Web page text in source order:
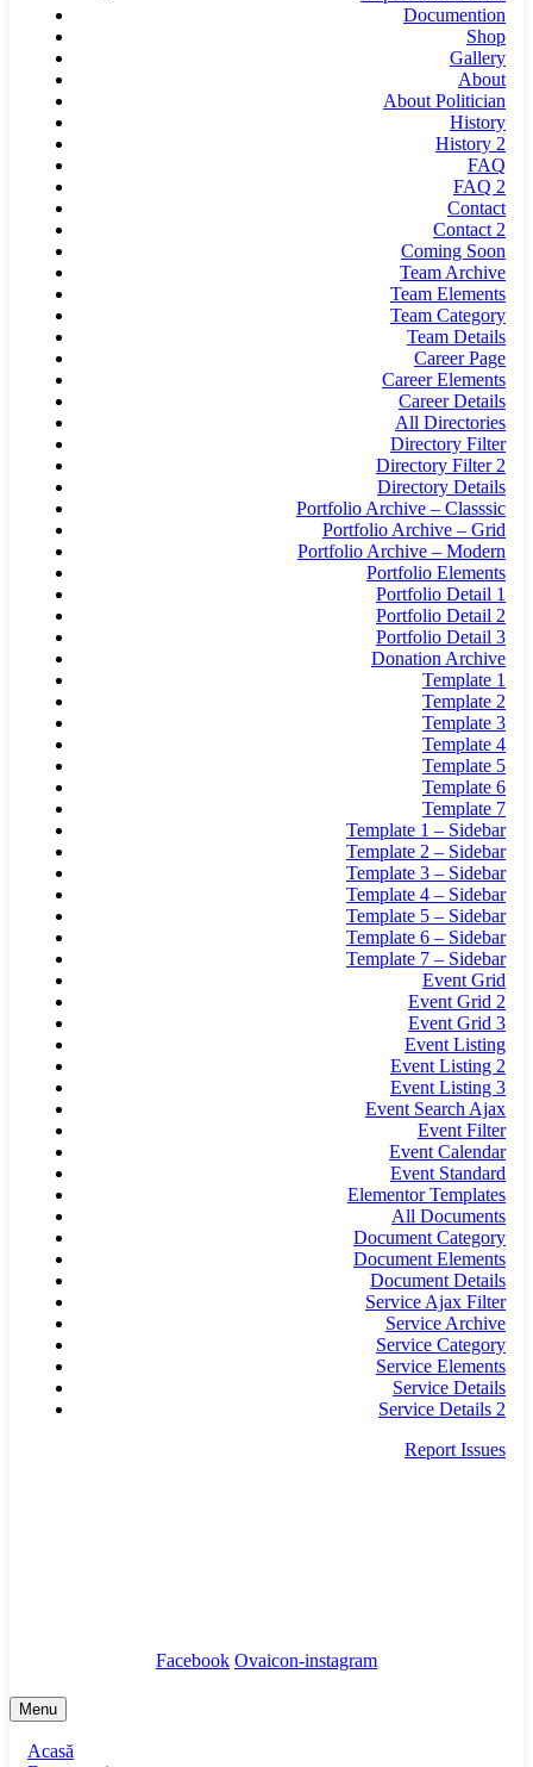
Documention
Shop
Gallery
About
About Politician
History
History 2
FAQ
FAQ 2
Contact
Contact 2
Coming Soon
Team Archive
Team Elements
Team Category
Team Details
Career Page
Career Elements
Career Details
All Directories
Directory Filter
Directory Filter 2
Directory Details
Portfolio Archive – Classsic
Portfolio Archive – Grid
Portfolio Archive – Modern
Portfolio Elements
Portfolio Detail 1
Portfolio Detail 2
Portfolio Detail 3
Donation Archive
Template 1
Template 2
Template 3
Template 4
Template 5
Template 6
Template 7
Template 1 – Sidebar
Template 2 – Sidebar
Template 3 – Sidebar
Template 4 – Sidebar
Template 5 – Sidebar
Template 6 – Sidebar
Template 7 – Sidebar
Event Grid
Event Grid 2
Event Grid 3
Event Listing
Event Listing 2
Event Listing 3
Event Search Ajax
Event Filter
Event Calendar
Event Standard
Elementor Templates
All Documents
Document Category
Document Elements
Document Details
Service Ajax Filter
Service Archive
Service Category
Service Elements
Service Details
Service Details 2
Report Issues
Facebook Ovaicon-instagram
Menu
Acasă